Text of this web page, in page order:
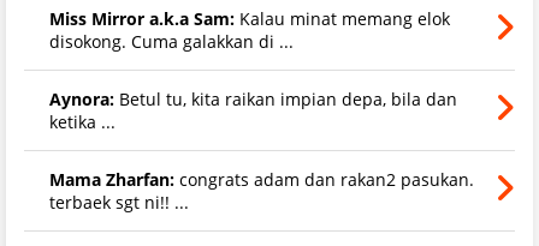
Miss Mirror a.k.a Sam: Kalau minat memang elok
disokong. Cuma galakkan di ...
Aynora: Betul tu, kita raikan impian depa, bila dan
ketika ...
Mama Zharfan: congrats adam dan rakan2 pasukan.
terbaek sgt ni!! ...